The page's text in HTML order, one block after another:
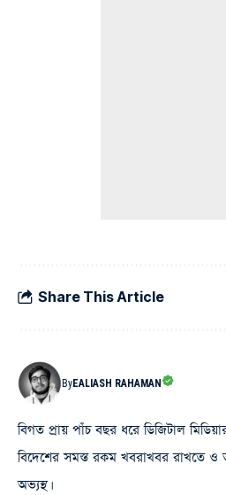
Share This Article
ByEALIASH RAHAMAN
বিগত প্রায় পাঁচ বছর ধরে ডিজিটাল
বিদেশের সমস্ত রকম খবরাখবর রাখতে ও
অভ্যস্থ।